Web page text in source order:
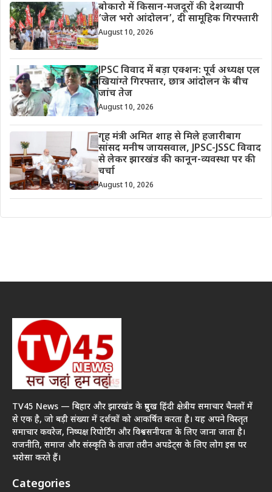
बोकारो में किसान-मजदूरों की देशव्यापी
‘जेल भरो आंदोलन’, दी सामूहिक गिरफ्तारी
August 10, 2026
JPSC विवाद में बड़ा एक्शन: पूर्व अध्यक्ष एल
खियांग्ते गिरफ्तार, छात्र आंदोलन के बीच
जांच तेज
August 10, 2026
गृह मंत्री अमित शाह से मिले हजारीबाग
सांसद मनीष जायसवाल, JPSC-JSSC विवाद
से लेकर झारखंड की कानून-व्यवस्था पर की
चर्चा
August 10, 2026
TV45 News — बिहार और झारखंड के प्रमुख हिंदी क्षेत्रीय समाचार चैनलों में
से एक है, जो बड़ी संख्या में दर्शकों को आकर्षित करता है। यह अपने विस्तृत
समाचार कवरेज, निष्पक्ष रिपोर्टिंग और विश्वसनीयता के लिए जाना जाता है।
राजनीति, समाज और संस्कृति के ताज़ा तरीन अपडेट्स के लिए लोग इस पर
भरोसा करते हैं।
Categories